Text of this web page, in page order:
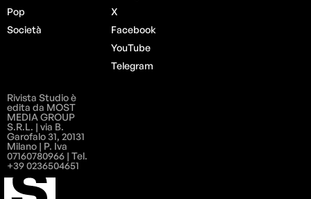
Pop
Società
X
Facebook
YouTube
Telegram
Rivista Studio è
edita da MOST
MEDIA GROUP
S.R.L. | via B.
Garofalo 31, 20131
Milano | P. Iva
07160780966 | Tel.
+39 0236504651